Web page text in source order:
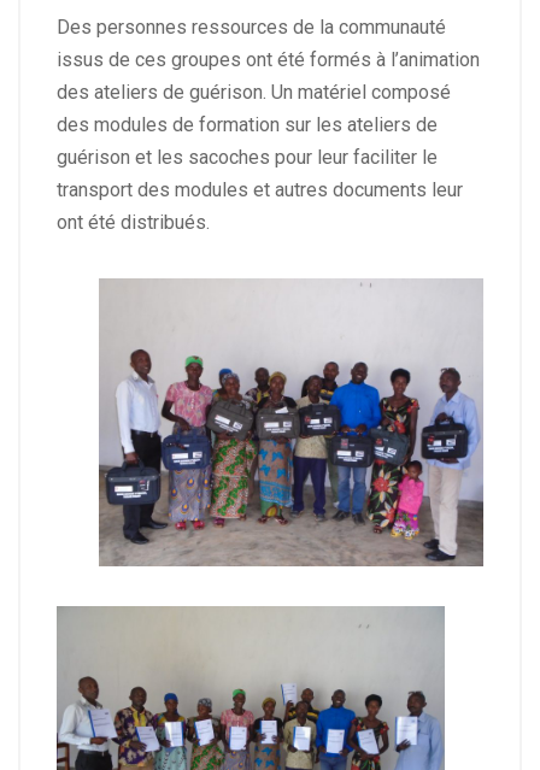
Des personnes ressources de la communauté
issus de ces groupes ont été formés à l’animation
des ateliers de guérison. Un matériel composé
des modules de formation sur les ateliers de
guérison et les sacoches pour leur faciliter le
transport des modules et autres documents leur
ont été distribués.